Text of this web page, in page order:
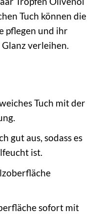
Tuch können die
pflegen und ihr
verleihen.
Tuch mit der
gut aus, sodass es
ist.
sofort mit